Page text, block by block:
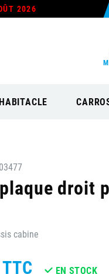
2026
HABITACLE
droit
cabine
TTC EN STOCK